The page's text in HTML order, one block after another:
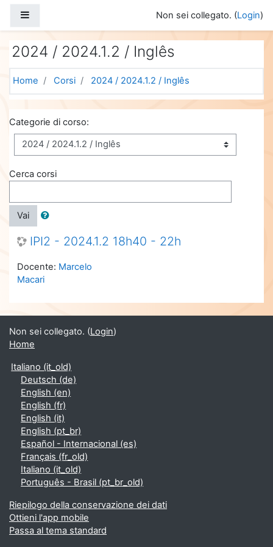
Non sei collegato. (Login)
2024 / 2024.1.2 / Inglês
Home Corsi 2024 / 2024.1.2 / Inglês
Categorie di corso:
Cerca corsi
Vai
IPI2 - 2024.1.2 18h40 - 22h
Docente: Marcelo
Macari
Non sei collegato. (Login)
Home
Italiano ‎(it_old)‎
Deutsch ‎(de)‎
English ‎(en)‎
English ‎(fr)‎
English ‎(it)‎
English ‎(pt_br)‎
Español - Internacional ‎(es)‎
Français ‎(fr_old)‎
Italiano ‎(it_old)‎
Português - Brasil ‎(pt_br_old)‎
Riepilogo della conservazione dei dati
Ottieni l'app mobile
Passa al tema standard